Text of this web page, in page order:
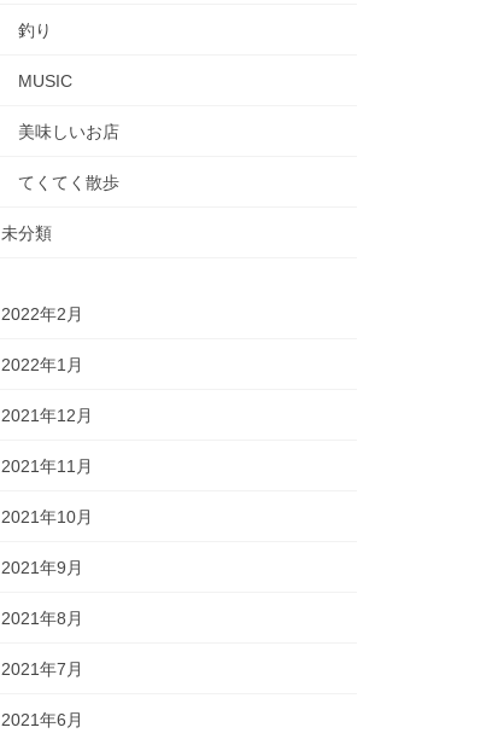
釣り
MUSIC
美味しいお店
てくてく散歩
未分類
2022年2月
2022年1月
2021年12月
2021年11月
2021年10月
2021年9月
2021年8月
2021年7月
2021年6月